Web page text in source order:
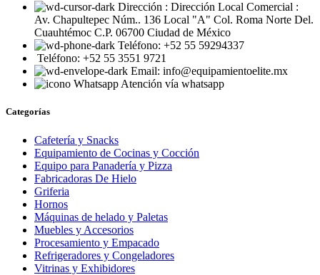
Dirección : Dirección Local Comercial :
Av. Chapultepec Núm.. 136 Local "A" Col. Roma Norte Del.
Cuauhtémoc C.P. 06700 Ciudad de México
Teléfono: +52 55 59294337
Teléfono: +52 55 3551 9721
Email: info@equipamientoelite.mx
Atención vía whatsapp
Categorías
Cafetería y Snacks
Equipamiento de Cocinas y Cocción
Equipo para Panadería y Pizza
Fabricadoras De Hielo
Griferia
Hornos
Máquinas de helado y Paletas
Muebles y Accesorios
Procesamiento y Empacado
Refrigeradores y Congeladores
Vitrinas y Exhibidores